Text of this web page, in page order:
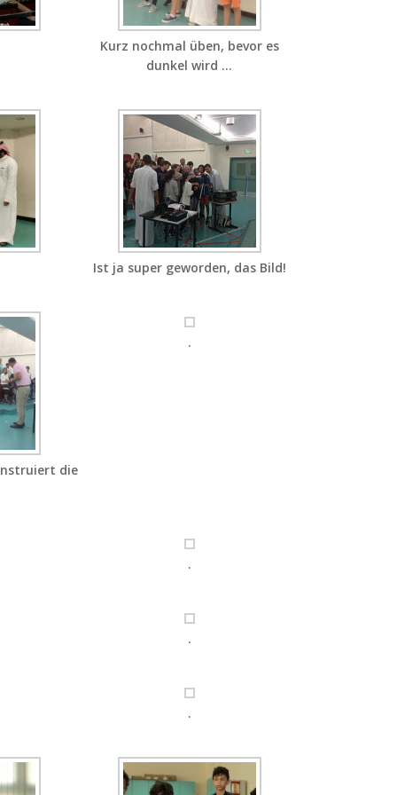
Kurz nochmal üben, bevor es
dunkel wird …
Ist ja super geworden, das Bild!
die
.
.
.
.